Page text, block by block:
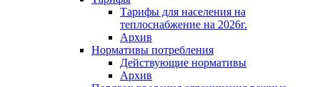
Тарифы для населения на
теплоснабжение на 2026г.
Архив
Нормативы потребления
Действующие нормативы
Архив